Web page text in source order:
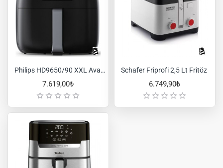
Philips HD9650/90 XXL Avance Collection Airfryer Fritöz
7.619,00₺
Schafer Friprofi 2,5 Lt Fritöz
6.749,90₺